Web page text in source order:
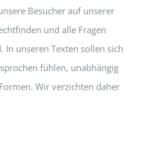
Besucher auf unserer
und alle Fragen
In unseren Texten sollen sich
fühlen, unabhängig
Wir verzichten daher